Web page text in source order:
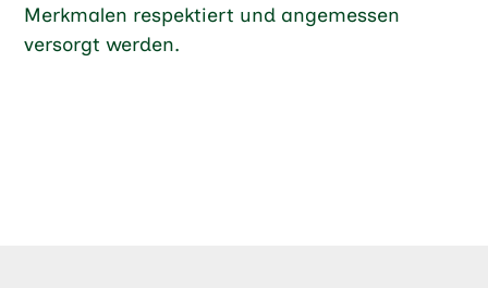
Merkmalen respektiert und angemessen
versorgt werden.